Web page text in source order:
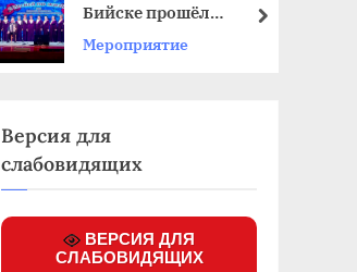
Бийске прошёл
юбилейный фестиваль
Мероприятие
далее
Версия для
слабовидящих
ВЕРСИЯ ДЛЯ
СЛАБОВИДЯЩИХ